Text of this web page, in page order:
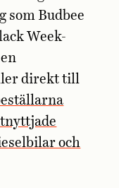
som Budbee
Week-
direkt till
och